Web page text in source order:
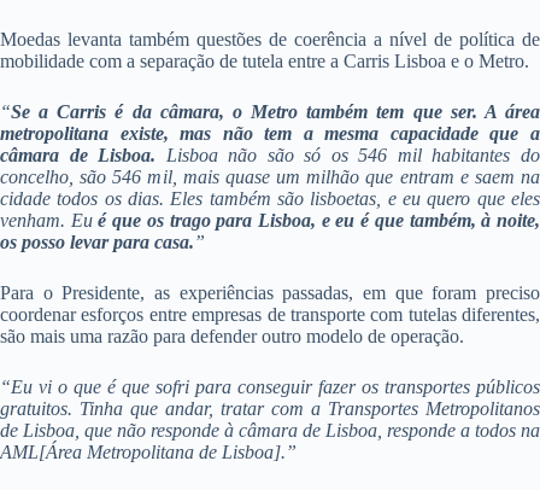
Moedas levanta também questões de coerência a nível de política de
mobilidade com a separação de tutela entre a Carris Lisboa e o Metro.
“Se a Carris é da câmara, o Metro também tem que ser. A área
metropolitana existe, mas não tem a mesma capacidade que a
câmara de Lisboa. Lisboa não são só os 546 mil habitantes do
concelho, são 546 mil, mais quase um milhão que entram e saem na
cidade todos os dias. Eles também são lisboetas, e eu quero que eles
venham. Eué que os trago para Lisboa, e eu é que também, à noite,
os posso levar para casa.”
Para o Presidente, as experiências passadas, em que foram preciso
coordenar esforços entre empresas de transporte com tutelas diferentes,
são mais uma razão para defender outro modelo de operação.
“Eu vi o que é que sofri para conseguir fazer os transportes públicos
gratuitos. Tinha que andar, tratar com a Transportes Metropolitanos
de Lisboa, que não responde à câmara de Lisboa, responde a todos na
AML[Área Metropolitana de Lisboa].”